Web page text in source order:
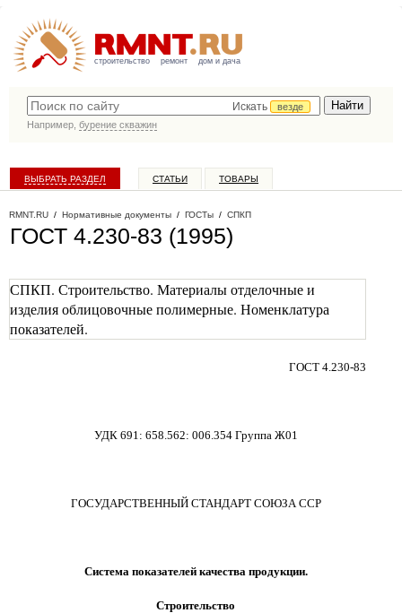
строительство ремонт дом и дача
Искать
везде
Например, бурение скважин
ВЫБРАТЬ РАЗДЕЛ СТАТЬИ ТОВАРЫ
RMNT.RU / Нормативные документы / ГОСТы / СПКП
ГОСТ 4.230-83 (1995)
СПКП. Строительство. Материалы отделочные и
изделия облицовочные полимерные. Номенклатура
показателей.
ГОСТ 4.230-83
УДК 691: 658.562: 006.354 Группа Ж01
ГОСУДАРСТВЕННЫЙ СТАНДАРТ СОЮЗА ССР
Система показателей качества продукции.
Строительство